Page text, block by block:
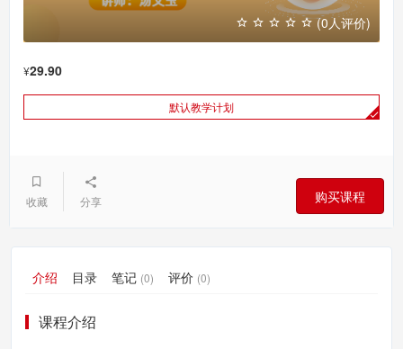
(0人评价)
¥29.90
默认教学计划
收藏 分享 购买课程
介绍 目录 笔记 (0) 评价 (0)
课程介绍